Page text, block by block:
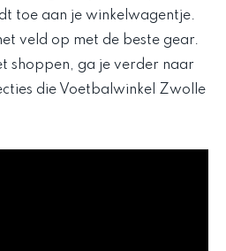
toe aan je winkelwagentje.
veld op met de beste gear.
shoppen, ga je verder naar
die Voetbalwinkel Zwolle